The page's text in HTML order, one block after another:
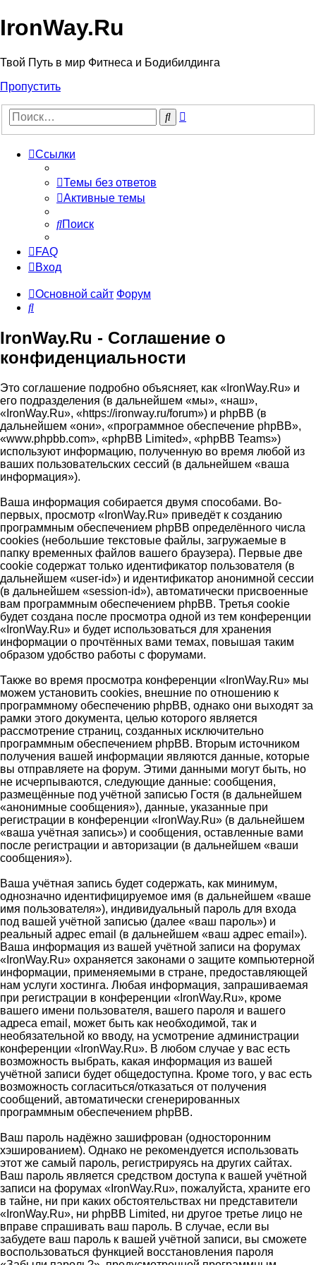
IronWay.Ru
Твой Путь в мир Фитнеса и Бодибилдинга
Пропустить
Поиск
Ссылки
Темы без ответов
Активные темы
Поиск
FAQ
Вход
Основной сайт Форум
Поиск
IronWay.Ru - Соглашение о
конфиденциальности
Это соглашение подробно объясняет, как «IronWay.Ru» и
его подразделения (в дальнейшем «мы», «наш»,
«IronWay.Ru», «https://ironway.ru/forum») и phpBB (в
дальнейшем «они», «программное обеспечение phpBB»,
«www.phpbb.com», «phpBB Limited», «phpBB Teams»)
используют информацию, полученную во время любой из
ваших пользовательских сессий (в дальнейшем «ваша
информация»).
Ваша информация собирается двумя способами. Во-
первых, просмотр «IronWay.Ru» приведёт к созданию
программным обеспечением phpBB определённого числа
cookies (небольшие текстовые файлы, загружаемые в
папку временных файлов вашего браузера). Первые две
cookie содержат только идентификатор пользователя (в
дальнейшем «user-id») и идентификатор анонимной сессии
(в дальнейшем «session-id»), автоматически присвоенные
вам программным обеспечением phpBB. Третья cookie
будет создана после просмотра одной из тем конференции
«IronWay.Ru» и будет использоваться для хранения
информации о прочтённых вами темах, повышая таким
образом удобство работы с форумами.
Также во время просмотра конференции «IronWay.Ru» мы
можем установить cookies, внешние по отношению к
программному обеспечению phpBB, однако они выходят за
рамки этого документа, целью которого является
рассмотрение страниц, созданных исключительно
программным обеспечением phpBB. Вторым источником
получения вашей информации являются данные, которые
вы отправляете на форум. Этими данными могут быть, но
не исчерпываются, следующие данные: сообщения,
размещённые под учётной записью Гостя (в дальнейшем
«анонимные сообщения»), данные, указанные при
регистрации в конференции «IronWay.Ru» (в дальнейшем
«ваша учётная запись») и сообщения, оставленные вами
после регистрации и авторизации (в дальнейшем «ваши
сообщения»).
Ваша учётная запись будет содержать, как минимум,
однозначно идентифицируемое имя (в дальнейшем «ваше
имя пользователя»), индивидуальный пароль для входа
под вашей учётной записью (далее «ваш пароль») и
реальный адрес email (в дальнейшем «ваш адрес email»).
Ваша информация из вашей учётной записи на форумах
«IronWay.Ru» охраняется законами о защите компьютерной
информации, применяемыми в стране, предоставляющей
нам услуги хостинга. Любая информация, запрашиваемая
при регистрации в конференции «IronWay.Ru», кроме
вашего имени пользователя, вашего пароля и вашего
адреса email, может быть как необходимой, так и
необязательной ко вводу, на усмотрение администрации
конференции «IronWay.Ru». В любом случае у вас есть
возможность выбрать, какая информация из вашей
учётной записи будет общедоступна. Кроме того, у вас есть
возможность согласиться/отказаться от получения
сообщений, автоматически сгенерированных
программным обеспечением phpBB.
Ваш пароль надёжно зашифрован (односторонним
хэшированием). Однако не рекомендуется использовать
этот же самый пароль, регистрируясь на других сайтах.
Ваш пароль является средством доступа к вашей учётной
записи на форумах «IronWay.Ru», пожалуйста, храните его
в тайне, ни при каких обстоятельствах ни представители
«IronWay.Ru», ни phpBB Limited, ни другое третье лицо не
вправе спрашивать ваш пароль. В случае, если вы
забудете ваш пароль к вашей учётной записи, вы сможете
воспользоваться функцией восстановления пароля